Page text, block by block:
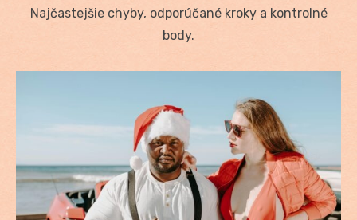
Najčastejšie chyby, odporúčané kroky a kontrolné
body.